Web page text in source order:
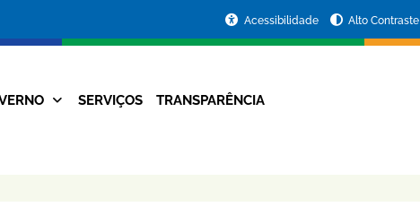
Acessibilidade Alto Contraste
Navegação
SERVIÇOS TRANSPARÊNCIA